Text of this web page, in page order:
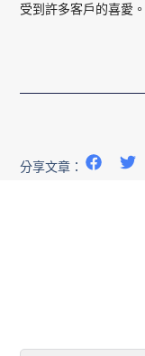
受到許多客戶的喜愛
分享文章：